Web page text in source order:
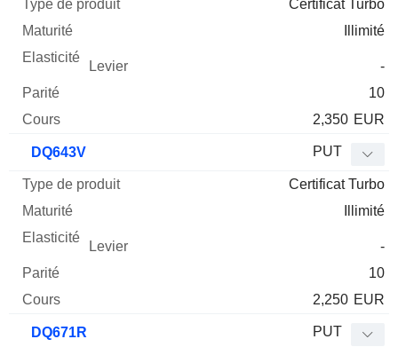
Certificat Turbo
Illimité
-
10
2,350 EUR
DQ643V PUT
Certificat Turbo
Illimité
-
10
2,250 EUR
DQ671R PUT